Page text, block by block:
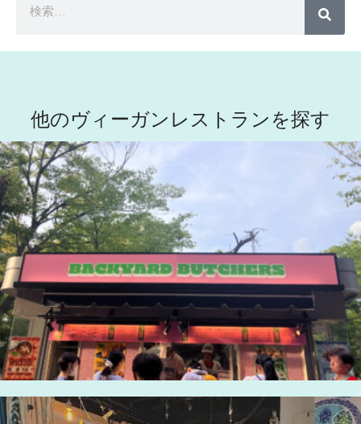
他のヴィーガンレストランを探す